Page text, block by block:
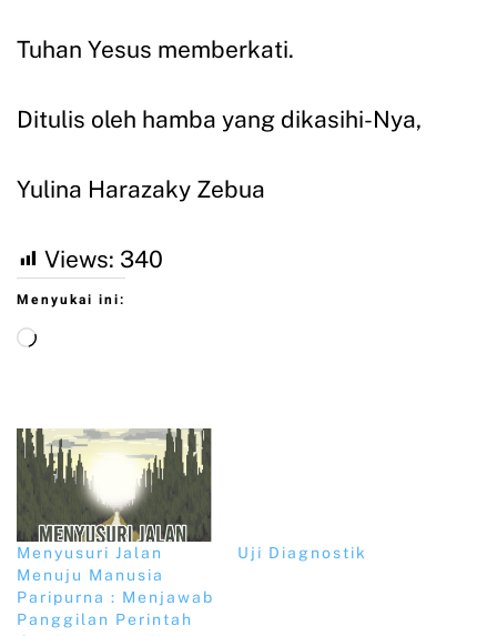
Tuhan Yesus memberkati.
Ditulis oleh hamba yang dikasihi-Nya,
Yulina Harazaky Zebua
Views: 340
Menyukai ini:
Menyusuri Jalan
Menuju Manusia
Paripurna : Menjawab
Panggilan Perintah
Uji Diagnostik